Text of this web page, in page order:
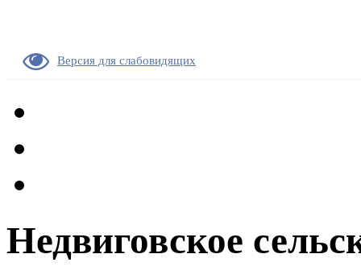
Версия для слабовидящих
Недвиговское